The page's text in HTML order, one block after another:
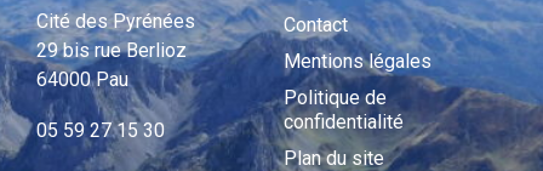
Cité des Pyrénées
29 bis rue Berlioz
64000 Pau
05 59 27 15 30
Contact
Mentions légales
Politique de
confidentialité
Plan du site